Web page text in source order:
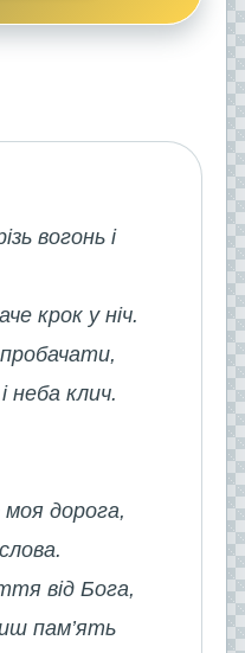
вогонь і
крок у ніч.
неба клич.
дорога,
від Бога,
пам’ять